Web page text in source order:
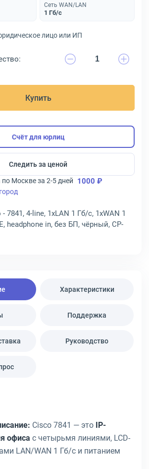
Сеть WAN/LAN
1 Гб/с
лицо или ИП
Купить
Счёт для юрлиц
Следить за ценой
Москве за 2-5 дней 1000 ₽
7841, 4-line, 1xLAN 1 Гб/с, 1xWAN 1
headphone in, без БП, чёрный, CP-
Характеристики
Поддержка
Руководство
Cisco 7841 — это IP-
офиса с четырьмя линиями, LCD-
LAN/WAN 1 Гб/с и питанием